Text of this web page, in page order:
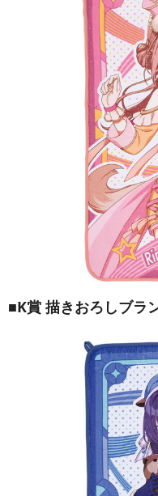
■K賞 描きおろしブラ